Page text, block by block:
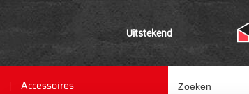
Uitstekend
Accessoires